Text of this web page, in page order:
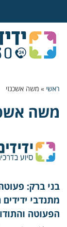
ראשי » משה אשכנזי
משה
בני ברק:
מתנדבי
הפעוטה